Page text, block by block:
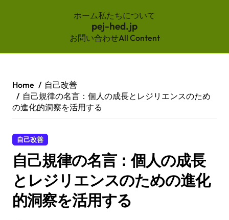
ホーム私たちについて
pej-hed.jp
お問い合わせAll Content
content
Home
自己改善
自己規律の名言：個人の成長とレジリエンスのため
の進化的洞察を活用する
自己改善
自己規律の名言：個人の成長
とレジリエンスのための進化
的洞察を活用する